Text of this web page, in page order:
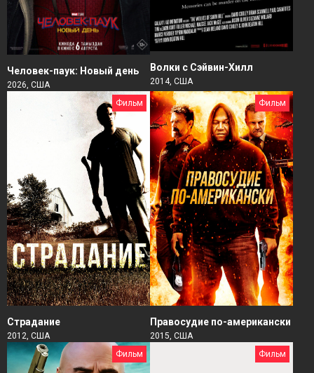
Человек-паук: Новый день
2026, США
Волки с Сэйвин-Хилл
2014, США
Фильм
Страдание
2012, США
Фильм
Правосудие по-американски
2015, США
Фильм
Фильм